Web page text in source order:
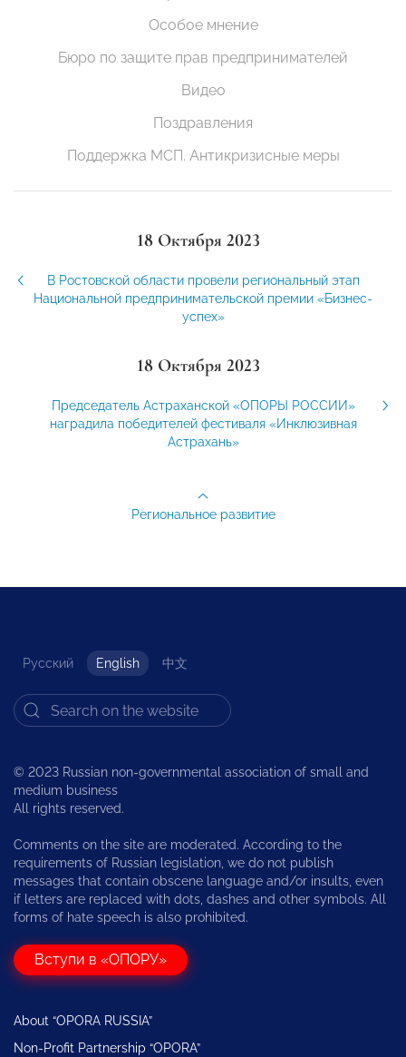
Особое мнение
Бюро по защите прав предпринимателей
Видео
Поздравления
Поддержка МСП. Антикризисные меры
18 Октября 2023
В Ростовской области провели региональный этап
Национальной предпринимательской премии «Бизнес-
успех»
18 Октября 2023
Председатель Астраханской «ОПОРЫ РОССИИ»
наградила победителей фестиваля «Инклюзивная
Астрахань»
Региональное развитие
Русский English 中文
© 2023 Russian non-governmental association of small and
medium business
All rights reserved.
Comments on the site are moderated. According to the
requirements of Russian legislation, we do not publish
messages that contain obscene language and/or insults, even
if letters are replaced with dots, dashes and other symbols. All
forms of hate speech is also prohibited.
Вступи в «ОПОРУ»
About “OPORA RUSSIA”
Non-Profit Partnership “OPORA”